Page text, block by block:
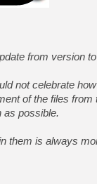
Beast of
Ubisoft : fin de partie
Mémoire cash -
Dan Houser (GTA)
Comment EA Sports
Crimson Moon : un
Isle of Reveries : le
Moonlighter 2 : The
Capcom relance
Le beat'em up The
Endless Legend 2 :
from version
not celebrate
of the files from
as possible.
them is always